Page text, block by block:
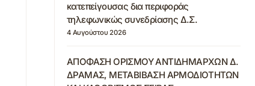
κατεπείγουσας δια περιφοράς
τηλεφωνικώς συνεδρίασης Δ.Σ.
4 Αυγούστου 2026
ΑΠΟΦΑΣΗ ΟΡΙΣΜΟΥ ΑΝΤΙΔΗΜΑΡΧΩΝ Δ.
ΔΡΑΜΑΣ, ΜΕΤΑΒΙΒΑΣΗ ΑΡΜΟΔΙΟΤΗΤΩΝ